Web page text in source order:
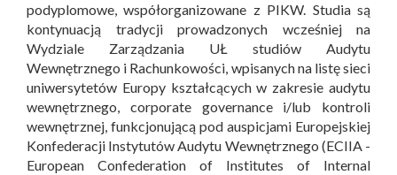
podyplomowe, współorganizowane z PIKW. Studia są
kontynuacją tradycji prowadzonych wcześniej na
Wydziale Zarządzania UŁ studiów Audytu
Wewnętrznego i Rachunkowości, wpisanych na listę sieci
uniwersytetów Europy kształcących w zakresie audytu
wewnętrznego, corporate governance i/lub kontroli
wewnętrznej, funkcjonującą pod auspicjami Europejskiej
Konfederacji Instytutów Audytu Wewnętrznego (ECIIA -
European Confederation of Institutes of Internal